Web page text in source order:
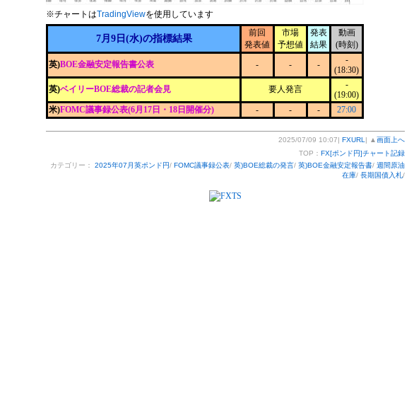
※チャートはTradingViewを使用しています
7月9日(水)の指標結果
前回
発表値
市場
予想値
発表
結果
動画
(時刻)
英)BOE金融安定報告書公表 - - -
-
(18:30)
英)ベイリーBOE総裁の記者会見 要人発言
-
(19:00)
米)FOMC議事録公表(6月17日・18日開催分) - - - 27:00
2025/07/09 10:07| FXURL | ▲ 画面上へ
TOP： FX[ポンド円]チャート記録
カテゴリー： 2025年07月英ポンド円/ FOMC議事録公表/ 英)BOE総裁の発言/ 英)BOE金融安定報告書/ 週間原油
在庫/ 長期国債入札/